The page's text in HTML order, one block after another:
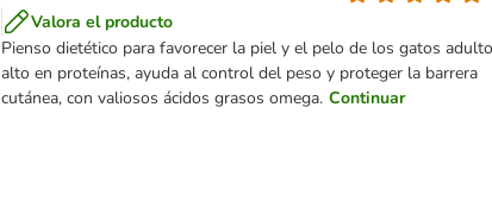
Valora el producto
Pienso dietético para favorecer la piel y el pelo de los gatos
alto en proteínas, ayuda al control del peso y proteger la barrera
cutánea, con valiosos ácidos grasos omega. Continuar